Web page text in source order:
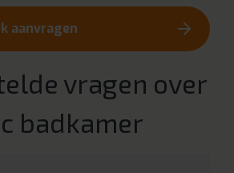
aanvragen
vragen over
badkamer